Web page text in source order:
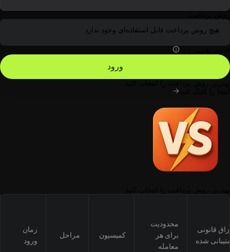
هیچ روش پرداخت قابل استفاده‌ای وجود ندارد
ورود
قانونی
شده
محدودیت
برای هر
معامله
کمیسیون مراحل
زمان
ورود